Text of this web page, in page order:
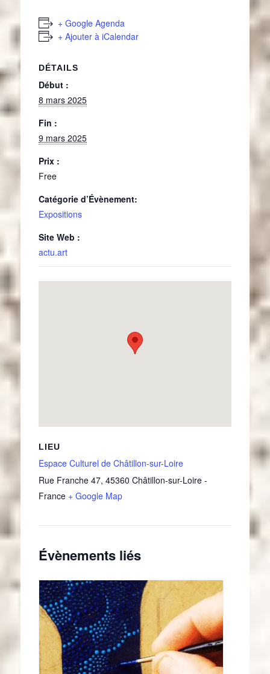
+ Google Agenda
+ Ajouter à iCalendar
DÉTAILS
Début :
8 mars 2025
Fin :
9 mars 2025
Prix :
Free
Catégorie d’Évènement:
Expositions
Site Web :
actu.art
LIEU
Espace Culturel de Châtillon-sur-Loire
Rue Franche 47, 45360 Châtillon-sur-Loire -
France + Google Map
Évènements liés